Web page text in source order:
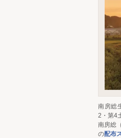
南房総
2・第4
南房総
の配布